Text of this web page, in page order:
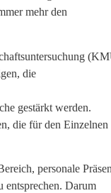
mehr den
die
gestärkt werden.
die für den Einzelnen
personale
entsprechen. Darum